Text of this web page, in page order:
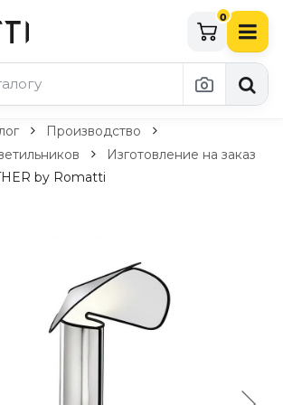
0
Производство
Изготовление на заказ
by Romatti